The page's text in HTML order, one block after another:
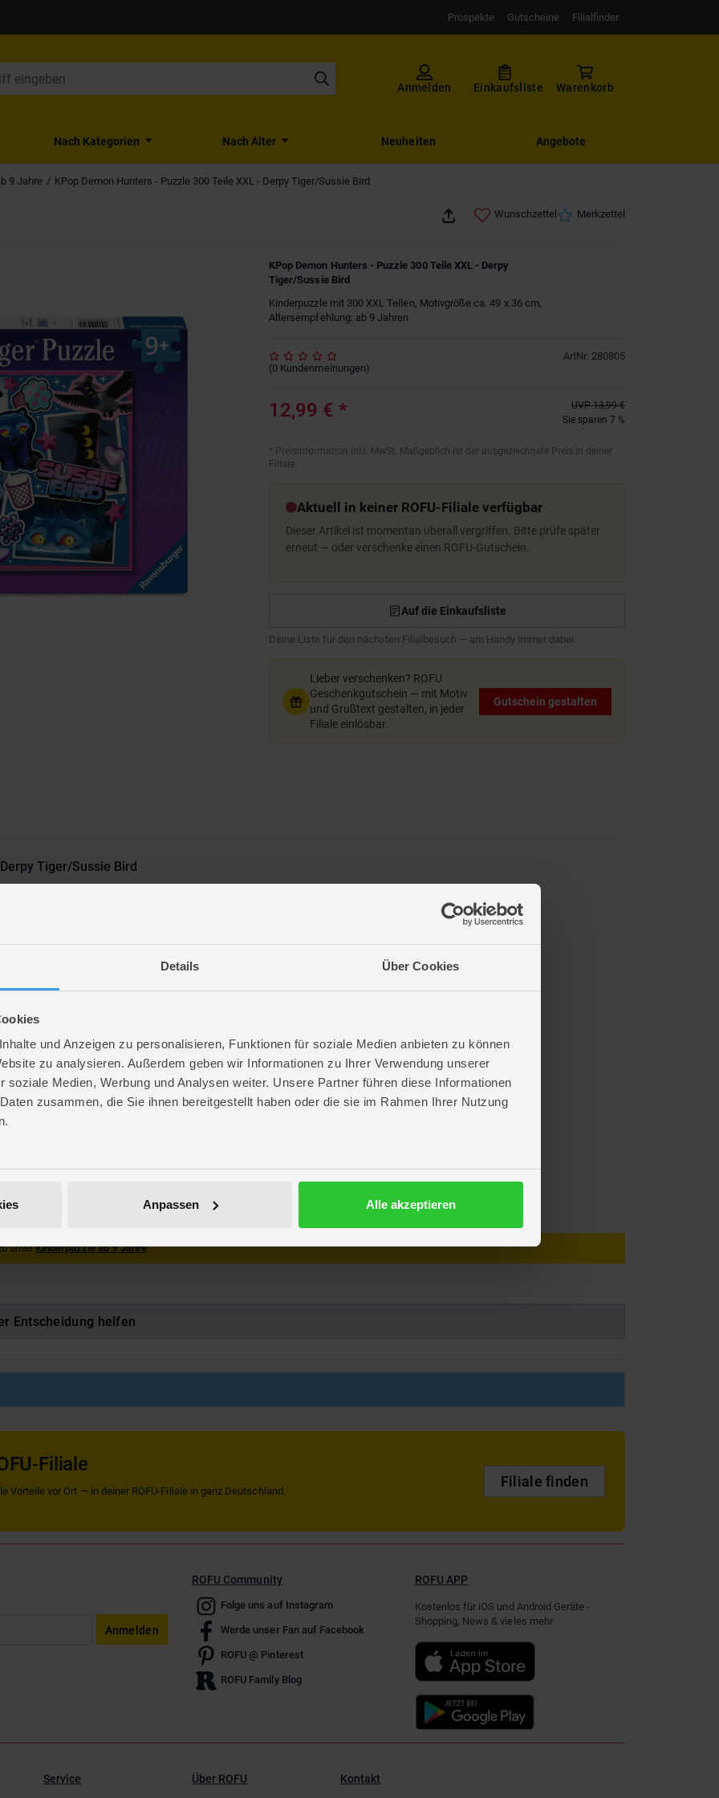
Details Über Cookies
und Anzeigen zu personalisieren, Funktionen für soziale Medien anbieten zu können
zu analysieren. Außerdem geben wir Informationen zu Ihrer Verwendung unserer
soziale Medien, Werbung und Analysen weiter. Unsere Partner führen diese Informationen
zusammen, die Sie ihnen bereitgestellt haben oder die sie im Rahmen Ihrer Nutzung
Anpassen Alle akzeptieren
Prospekte Gutscheine Filialfinder
Anmelden Einkaufsliste Warenkorb
Nach Kategorien Nach Alter Neuheiten Angebote
9 Jahre KPop Demon Hunters - Puzzle 300 Teile XXL - Derpy Tiger/Sussie Bird
Wunschzettel Merkzettel
KPop Demon Hunters - Puzzle 300 Teile XXL - Derpy
Tiger/Sussie Bird
Kinderpuzzle mit 300 XXL Teilen, Motivgröße ca. 49 x 36 cm,
Altersempfehlung: ab 9 Jahren
ArtNr: 280805
(0 Kundenmeinungen)
12,99 € * UVP 13,99 €
Sie sparen 7 %
* Preisinformation inkl. MwSt. Maßgeblich ist der ausgezeichnete Preis in deiner
Filiale.
Aktuell in keiner ROFU-Filiale verfügbar
Dieser Artikel ist momentan überall vergriffen. Bitte prüfe später
erneut — oder verschenke einen ROFU-Gutschein.
Auf die Einkaufsliste
Deine Liste für den nächsten Filialbesuch — am Handy immer dabei.
Lieber verschenken? ROFU
Geschenkgutschein — mit Motiv
und Grußtext gestalten, in jeder
Filiale einlösbar.
Gutschein gestalten
Tiger/Sussie Bird
Motiven und unterschiedlichen Teile-Anzahlen – perfekt für Anfänger und kleine Puzzle-Profis.
cm
cm
Hunters
Kleinteile. Erstickungsgefahr!
unterKinderpuzzle ab 9 Jahre
Entscheidung helfen
Filiale
Vorteile vor Ort — in deiner ROFU-Filiale in ganz Deutschland.
Filiale finden
Anmelden
ROFU Community
Folge uns auf Instagram
Werde unser Fan auf Facebook
ROFU @ Pinterest
ROFU Family Blog
ROFU APP
Kostenlos für iOS und Android Geräte -
Shopping, News & vieles mehr
Service Über ROFU Kontakt